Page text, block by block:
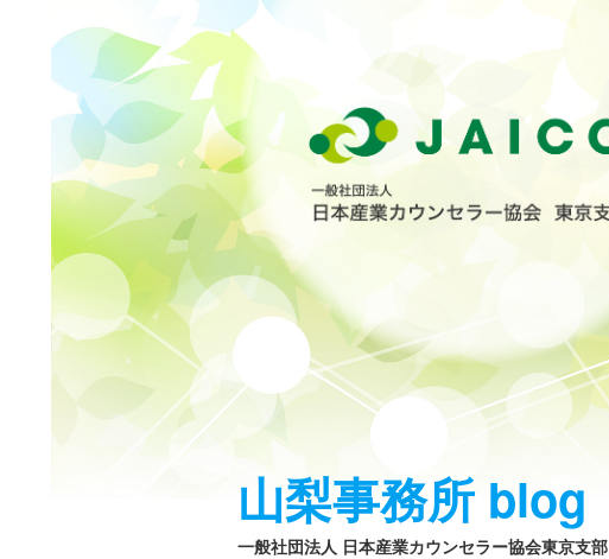
山梨事務所 blog
一般社団法人 日本産業カウンセラー協会東京支部